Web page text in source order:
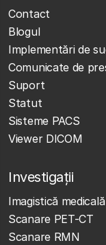
Contact
Blogul
Implementări de
Comunicate de
Suport
Statut
Sisteme PACS
Viewer DICOM
Investigații
Imagistică medicală
Scanare PET-CT
Scanare RMN